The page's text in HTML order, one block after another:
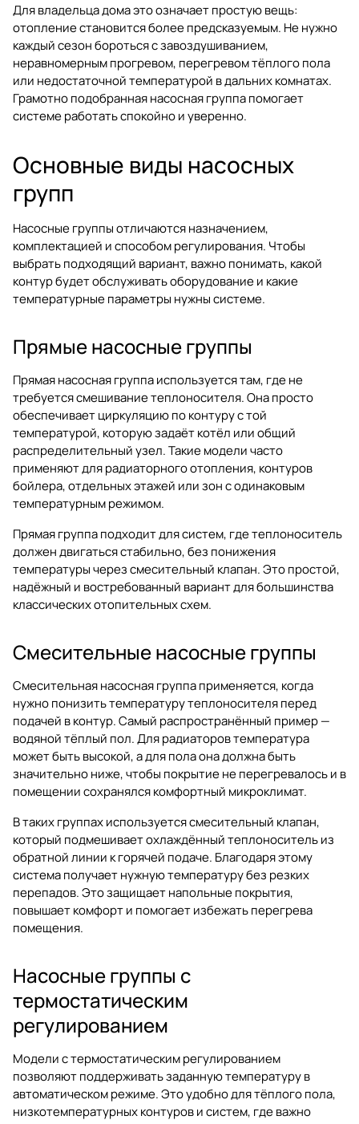
Для владельца дома это означает простую вещь:
отопление становится более предсказуемым. Не нужно
каждый сезон бороться с завоздушиванием,
неравномерным прогревом, перегревом тёплого пола
или недостаточной температурой в дальних комнатах.
Грамотно подобранная насосная группа помогает
системе работать спокойно и уверенно.
Основные виды насосных
групп
Насосные группы отличаются назначением,
комплектацией и способом регулирования. Чтобы
выбрать подходящий вариант, важно понимать, какой
контур будет обслуживать оборудование и какие
температурные параметры нужны системе.
Прямые насосные группы
Прямая насосная группа используется там, где не
требуется смешивание теплоносителя. Она просто
обеспечивает циркуляцию по контуру с той
температурой, которую задаёт котёл или общий
распределительный узел. Такие модели часто
применяют для радиаторного отопления, контуров
бойлера, отдельных этажей или зон с одинаковым
температурным режимом.
Прямая группа подходит для систем, где теплоноситель
должен двигаться стабильно, без понижения
температуры через смесительный клапан. Это простой,
надёжный и востребованный вариант для большинства
классических отопительных схем.
Смесительные насосные группы
Смесительная насосная группа применяется, когда
нужно понизить температуру теплоносителя перед
подачей в контур. Самый распространённый пример —
водяной тёплый пол. Для радиаторов температура
может быть высокой, а для пола она должна быть
значительно ниже, чтобы покрытие не перегревалось и в
помещении сохранялся комфортный микроклимат.
В таких группах используется смесительный клапан,
который подмешивает охлаждённый теплоноситель из
обратной линии к горячей подаче. Благодаря этому
система получает нужную температуру без резких
перепадов. Это защищает напольные покрытия,
повышает комфорт и помогает избежать перегрева
помещения.
Насосные группы с
термостатическим
регулированием
Модели с термостатическим регулированием
позволяют поддерживать заданную температуру в
автоматическом режиме. Это удобно для тёплого пола,
низкотемпературных контуров и систем, где важно